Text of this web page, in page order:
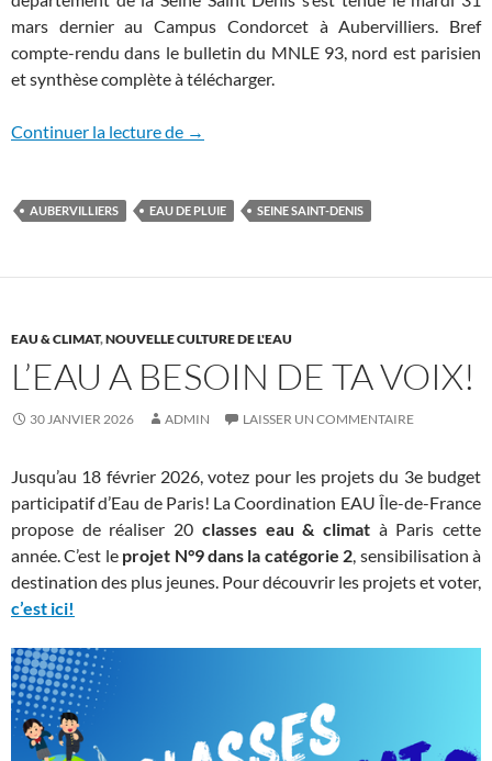
mars dernier au Campus Condorcet à Aubervilliers. Bref
compte-rendu dans le bulletin du MNLE 93, nord est parisien
et synthèse complète à télécharger.
Continuer la lecture de L’eau dans la ville, tout un programme!
→
AUBERVILLIERS EAU DE PLUIE SEINE SAINT-DENIS
EAU & CLIMAT,NOUVELLE CULTURE DE L'EAU
L’EAU A BESOIN DE TA VOIX!
30 JANVIER 2026 ADMIN LAISSER UN COMMENTAIRE
Jusqu’au 18 février 2026, votez pour les projets du 3e budget
participatif d’Eau de Paris! La Coordination EAU Île-de-France
propose de réaliser 20 classes eau & climatà Paris cette
année. C’est le projet N°9 dans la catégorie 2 , sensibilisation à
destination des plus jeunes. Pour découvrir les projets et voter,
c’est ici!